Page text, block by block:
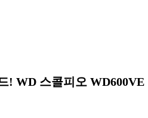
! WD 스콜피오 WD600VE